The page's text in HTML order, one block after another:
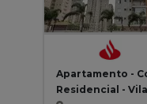
Apartamento -
Residencial -